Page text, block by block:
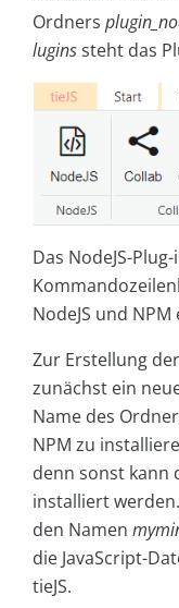
Ordners
luginssteht das
Das NodeJS-
NodeJS und
Zur Erstellung
zunächst ein
Name des
NPM zu
denn sonst kann
installiert
den Namen
die JavaScript-
tieJS.